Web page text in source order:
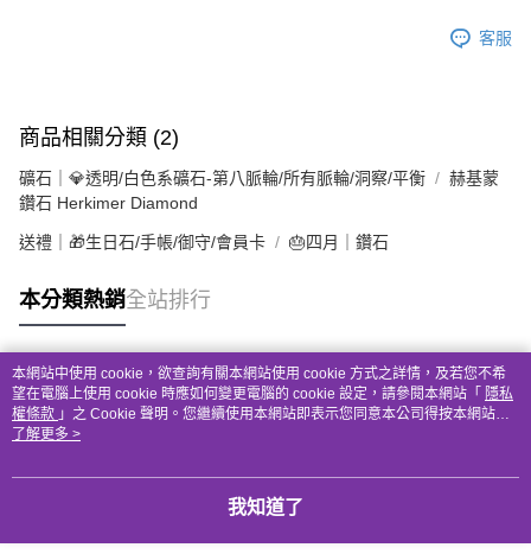
客服
商品相關分類 (2)
礦石｜💎透明/白色系礦石-第八脈輪/所有脈輪/洞察/平衡
赫基蒙
鑽石 Herkimer Diamond
送禮｜🎁生日石/手帳/御守/會員卡 🎂四月｜鑽石
本分類熱銷全站排行
熱門標籤
本網站中使用 cookie，欲查詢有關本網站使用 cookie 方式之詳情，及若您不希
望在電腦上使用 cookie 時應如何變更電腦的 cookie 設定，請參閱本網站「 隱私
權條款 」之 Cookie 聲明。您繼續使用本網站即表示您同意本公司得按本網站使
用條款之 Cookie 聲明使用 cookie。
了解更多 >
我知道了